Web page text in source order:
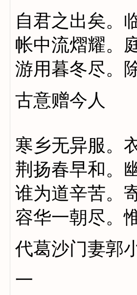
自君之出矣。
帐中流熠耀。
游用暮冬尽。
古意赠今人
寒乡无异服。
荆扬春早和。
谁为道辛苦。
容华一朝尽。
代葛沙门妻郭
一